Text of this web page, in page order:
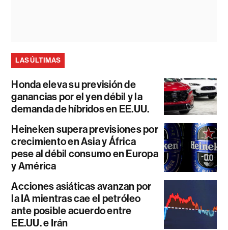
LAS ÚLTIMAS
Honda eleva su previsión de
ganancias por el yen débil y la
demanda de híbridos en EE.UU.
Heineken supera previsiones por
crecimiento en Asia y África
pese al débil consumo en Europa
y América
Acciones asiáticas avanzan por
la IA mientras cae el petróleo
ante posible acuerdo entre
EE.UU. e Irán